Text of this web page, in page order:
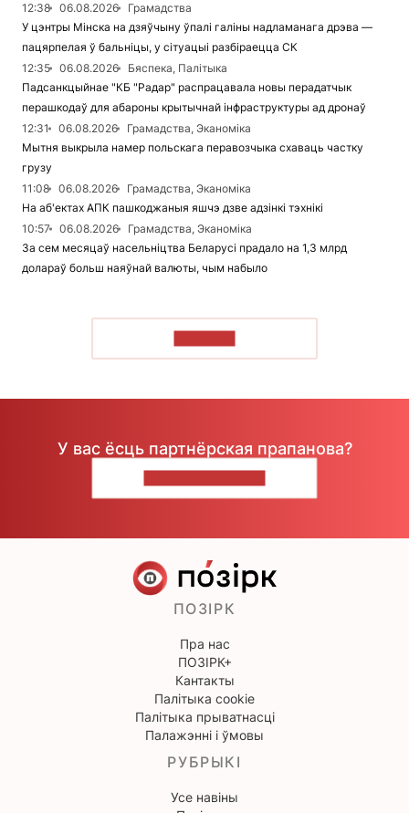
12:38
06.08.2026
Грамадства
У цэнтры Мінска на дзяўчыну ўпалі галіны надламанага дрэва —
пацярпелая ў бальніцы, у сітуацыі разбіраецца СК
12:35
06.08.2026
Бяспека, Палітыка
Падсанкцыйнае "КБ "Радар" распрацавала новы перадатчык
перашкодаў для абароны крытычнай інфраструктуры ад дронаў
12:31
06.08.2026
Грамадства, Эканоміка
Мытня выкрыла намер польскага перавозчыка схаваць частку
грузу
11:08
06.08.2026
Грамадства, Эканоміка
На аб'ектах АПК пашкоджаныя яшчэ дзве адзінкі тэхнікі
10:57
06.08.2026
Грамадства, Эканоміка
За сем месяцаў насельніцтва Беларусі прадало на 1,3 млрд
долараў больш наяўнай валюты, чым набыло
У вас ёсць партнёрская прапанова?
ПОЗІРК
Пра нас
ПОЗІРК+
Кантакты
Палітыка cookie
Палітыка прыватнасці
Палажэнні і ўмовы
РУБРЫКІ
Усе навіны